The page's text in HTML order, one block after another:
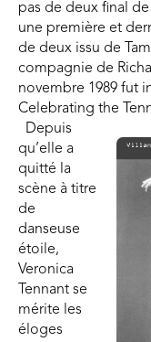
pas de deux final
une première et
de deux issu de
compagnie de
novembre 1989 fut
Celebrating the
Depuis
qu’elle a
quitté la
scène à titre
de
danseuse
étoile,
Veronica
Tennant se
mérite les
éloges